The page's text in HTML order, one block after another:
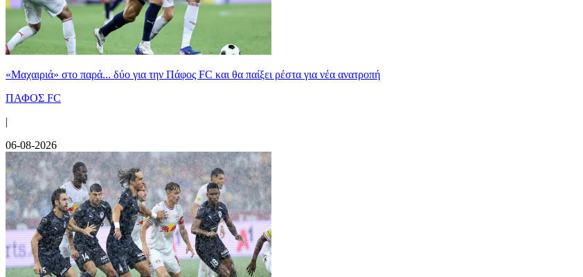
«Μαχαιριά» στο παρά... δύο για την Πάφος FC και θα παίξει ρέστα για νέα ανατροπή
ΠΑΦΟΣ FC
|
06-08-2026